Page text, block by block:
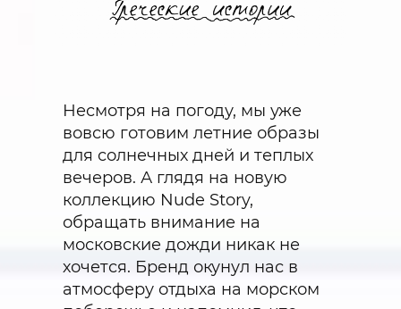
Несмотря на погоду, мы уже
вовсю готовим летние образы
для солнечных дней и теплых
вечеров. А глядя на новую
коллекцию Nude Story,
обращать внимание на
московские дожди никак не
хочется. Бренд окунул нас в
атмосферу отдыха на морском